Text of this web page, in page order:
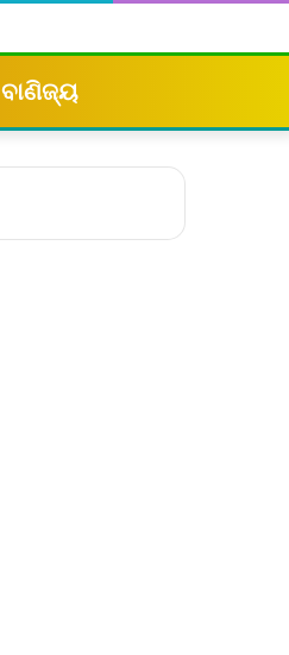
ବାଣିଜ୍ୟ